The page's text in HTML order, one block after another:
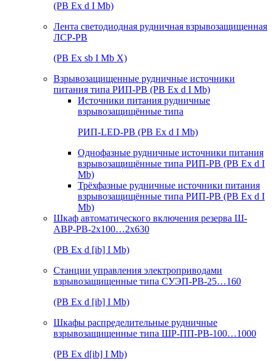
(РВ Ex d I Mb)
Лента светодиодная рудничная взрывозащищенная
ЛСР-РВ
(РВ Ex sb I Mb Х)
Взрывозащищенные рудничные источники
питания типа РИП-РВ (РВ Ex d I Mb)
Источники питания рудничные
взрывозащищённые типа
РИП-LED-РВ (РВ Ex d I Mb)
Однофазные рудничные источники питания
взрывозащищённые типа РИП-РВ (РВ Ex d I
Mb)
Трёхфазные рудничные источники питания
взрывозащищённые типа РИП-РВ (РВ Ex d I
Mb)
Шкаф автоматического включения резерва Ш-
АВР-РВ-2х100…2х630
(РВ Ex d [ib] I Mb)
Станции управления электроприводами
взрывозащищенные типа СУЭП-РВ-25…160
(РВ Ex d [ib] I Mb)
Шкафы распределительные рудничные
взрывозащищенные типа ШР-ПП-РВ-100…1000
(РВ Ex d[ib] I Mb)